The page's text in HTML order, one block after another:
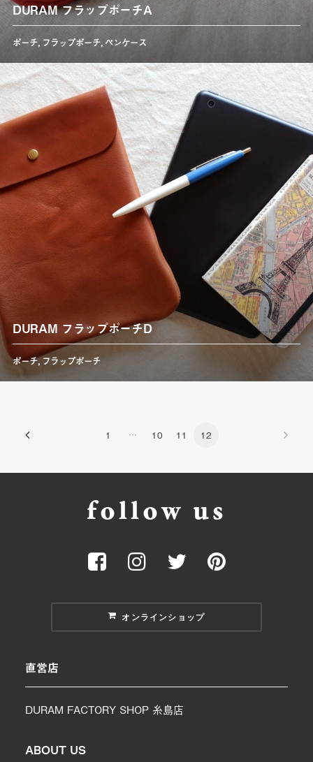
DURAM フラップポーチA
ポーチ, フラップポーチ, ペンケース
DURAM フラップポーチD
ポーチ, フラップポーチ
1 … 10 11 12
follow us
オンラインショップ
直営店
DURAM FACTORY SHOP 糸島店
ABOUT US